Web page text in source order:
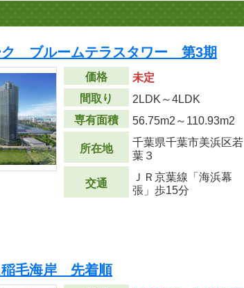
ク ブルームテラスタワー 第3期
価格
未定
間取り
2LDK～4LDK
専有面積
56.75m2 ～110.93m2
所在地
千葉県千葉市美浜区若
葉３
交通
ＪＲ京葉線「海浜幕
張」歩15分
稲毛海岸 先着順